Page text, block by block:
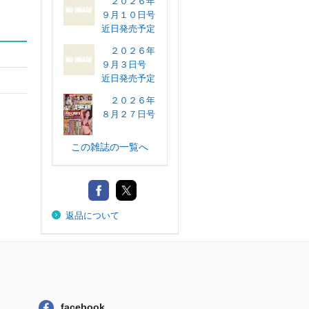
９月１０日号
近日発売予定
２０２６年
９月３日号
近日発売予定
２０２６年
８月２７日号
この雑誌の一覧へ
返品について